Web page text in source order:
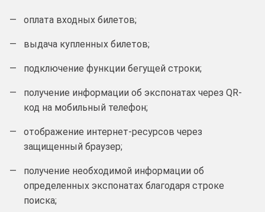
оплата входных билетов;
выдача купленных билетов;
подключение функции бегущей строки;
получение информации об экспонатах через QR-
код на мобильный телефон;
отображение интернет-ресурсов через
защищенный браузер;
получение необходимой информации об
определенных экспонатах благодаря строке
поиска;